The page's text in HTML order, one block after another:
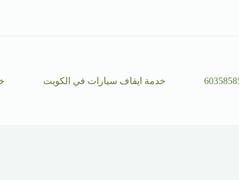
خدمة ايقاف سيارات في الكويت